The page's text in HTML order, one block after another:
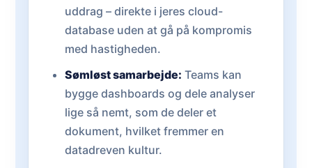
uddrag – direkte i jeres cloud-
database uden at gå på kompromis
med hastigheden.
Sømløst samarbejde: Teams kan
bygge dashboards og dele analyser
lige så nemt, som de deler et
dokument, hvilket fremmer en
datadreven kultur.